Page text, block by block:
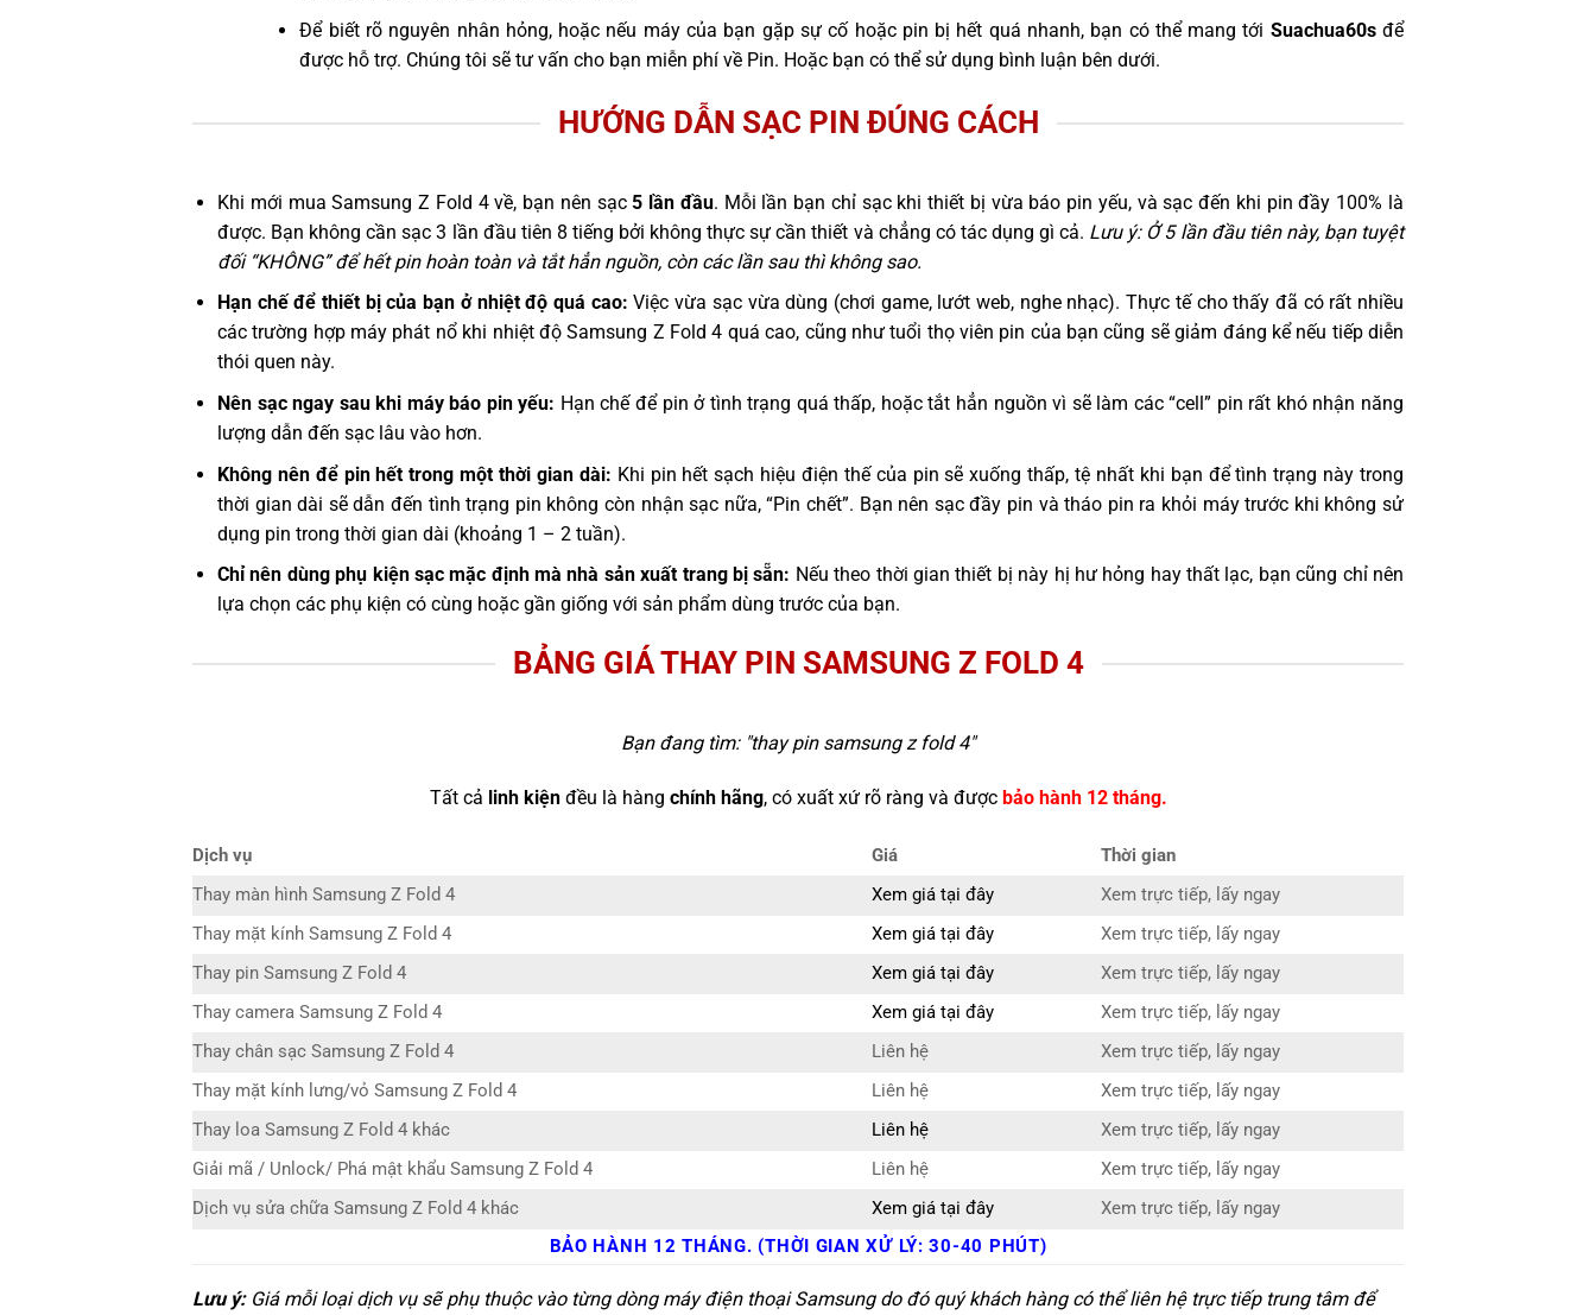
Để biết rõ nguyên nhân hỏng, hoặc nếu máy của bạn gặp sự cố hoặc pin bị hết quá nhanh, bạn có thể mang tới Suachua60sđể
được hỗ trợ. Chúng tôi sẽ tư vấn cho bạn miễn phí về Pin. Hoặc bạn có thể sử dụng bình luận bên dưới.
HƯỚNG DẪN SẠC PIN ĐÚNG CÁCH
Khi mới mua Samsung Z Fold 4 về, bạn nên sạc5 lần đầu. Mỗi lần bạn chỉ sạc khi thiết bị vừa báo pin yếu, và sạc đến khi pin đầy 100% là
được. Bạn không cần sạc 3 lần đầu tiên 8 tiếng bởi không thực sự cần thiết và chẳng có tác dụng gì cả. Lưu ý: Ở 5 lần đầu tiên này, bạn tuyệt
đối “KHÔNG” để hết pin hoàn toàn và tắt hẳn nguồn, còn các lần sau thì không sao.
Hạn chế để thiết bị của bạn ở nhiệt độ quá cao: Việc vừa sạc vừa dùng (chơi game, lướt web, nghe nhạc). Thực tế cho thấy đã có rất nhiều
các trường hợp máy phát nổ khi nhiệt độ Samsung Z Fold 4 quá cao, cũng như tuổi thọ viên pin của bạn cũng sẽ giảm đáng kể nếu tiếp diễn
thói quen này.
Nên sạc ngay sau khi máy báo pin yếu: Hạn chế để pin ở tình trạng quá thấp, hoặc tắt hẳn nguồn vì sẽ làm các “cell” pin rất khó nhận năng
lượng dẫn đến sạc lâu vào hơn.
Không nên để pin hết trong một thời gian dài: Khi pin hết sạch hiệu điện thế của pin sẽ xuống thấp, tệ nhất khi bạn để tình trạng này trong
thời gian dài sẽ dẫn đến tình trạng pin không còn nhận sạc nữa, “Pin chết”. Bạn nên sạc đầy pin và tháo pin ra khỏi máy trước khi không sử
dụng pin trong thời gian dài (khoảng 1 – 2 tuần).
Chỉ nên dùng phụ kiện sạc mặc định mà nhà sản xuất trang bị sẵn: Nếu theo thời gian thiết bị này hị hư hỏng hay thất lạc, bạn cũng chỉ nên
lựa chọn các phụ kiện có cùng hoặc gần giống với sản phẩm dùng trước của bạn.
BẢNG GIÁ THAY PIN SAMSUNG Z FOLD 4
Bạn đang tìm: "thay pin samsung z fold 4"
Tất cả linh kiệnđều là hàng chính hãng, có xuất xứ rõ ràng và được bảo hành 12 tháng.
Dịch vụ Giá
Thời gian
Thay màn hình Samsung Z Fold 4
Xem giá tại đây
Xem trực tiếp, lấy ngay
Thay mặt kính Samsung Z Fold 4
Xem giá tại đây
Xem trực tiếp, lấy ngay
Thay pin Samsung Z Fold 4
Xem giá tại đây
Xem trực tiếp, lấy ngay
Thay camera Samsung Z Fold 4
Xem giá tại đây
Xem trực tiếp, lấy ngay
Thay chân sạc Samsung Z Fold 4
Liên hệ
Xem trực tiếp, lấy ngay
Thay mặt kính lưng/vỏ Samsung Z Fold 4
Liên hệ
Xem trực tiếp, lấy ngay
Thay loa Samsung Z Fold 4 khác
Liên hệ
Xem trực tiếp, lấy ngay
Giải mã / Unlock/ Phá mật khẩu Samsung Z Fold 4
Liên hệ
Xem trực tiếp, lấy ngay
Dịch vụ sửa chữa Samsung Z Fold 4 khác
Xem giá tại đây
Xem trực tiếp, lấy ngay
BẢO HÀNH 12 THÁNG. (THỜI GIAN XỬ LÝ: 30-40 PHÚT)
Lưu ý:Giá mỗi loại dịch vụ sẽ phụ thuộc vào từng dòng máy điện thoại Samsung do đó quý khách hàng có thể liên hệ trực tiếp trung tâm để